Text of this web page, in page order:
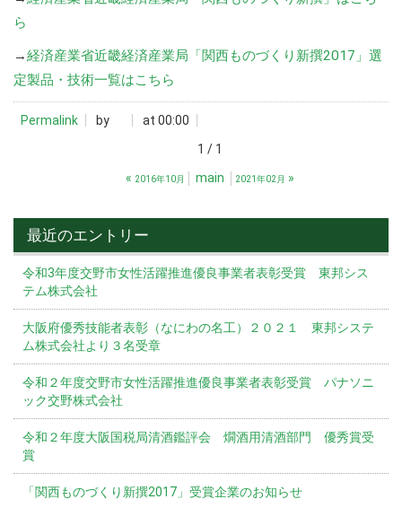
ら
→経済産業省近畿経済産業局「関西ものづくり新撰2017」選
定製品・技術一覧はこちら
Permalink by
at 00:00
1 / 1
« 2016年10月 main 2021年02月 »
最近のエントリー
令和3年度交野市女性活躍推進優良事業者表彰受賞 東邦シス
テム株式会社
大阪府優秀技能者表彰（なにわの名工）２０２１ 東邦システ
ム株式会社より３名受章
令和２年度交野市女性活躍推進優良事業者表彰受賞 パナソニ
ック交野株式会社
令和２年度大阪国税局清酒鑑評会 燗酒用清酒部門 優秀賞受
賞
「関西ものづくり新撰2017」受賞企業のお知らせ